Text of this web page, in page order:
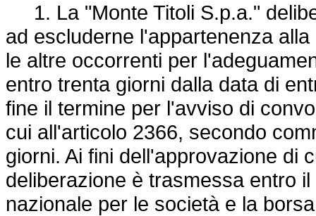
1. La "Monte Titoli S.p.a."
ad escluderne l'appartenenza
le altre occorrenti per
entro trenta giorni dalla data di
fine il termine per l'avviso di
cui all'articolo 2366, secondo
giorni. Ai fini dell'approvazione di
deliberazione è trasmessa entro
nazionale per le società e la